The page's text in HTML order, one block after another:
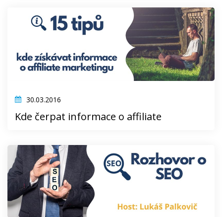
30.03.2016
Kde čerpat informace o affiliate